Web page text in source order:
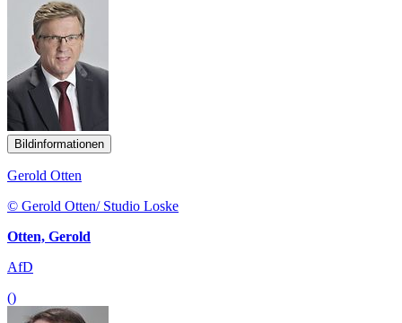
Bildinformationen
Gerold Otten
© Gerold Otten/ Studio Loske
Otten, Gerold
AfD
()